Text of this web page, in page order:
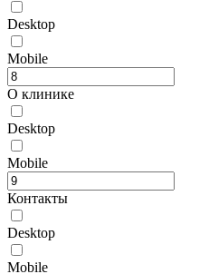
Desktop
Mobile
О клинике
Desktop
Mobile
Контакты
Desktop
Mobile